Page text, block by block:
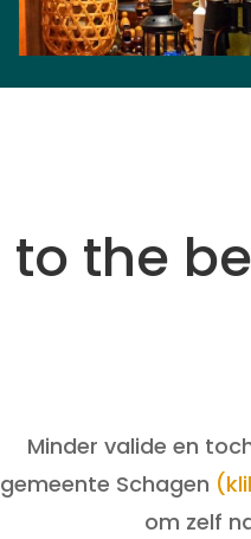
to the
Minder valide en
gemeente Schagen
om zelf